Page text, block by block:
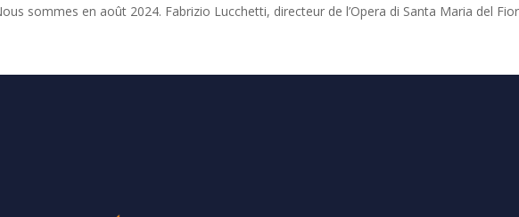
sommes en août 2024. Fabrizio Lucchetti, directeur de l’Opera di Santa Maria del